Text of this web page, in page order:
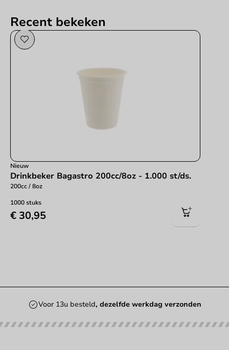
Recent bekeken
Nieuw
Drinkbeker Bagastro 200cc/8oz - 1.000 st/ds.
200cc / 8oz
1000 stuks
€ 30,95
Voor 13u besteld, dezelfde werkdag verzonden